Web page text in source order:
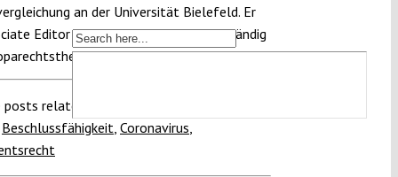
an der Universität Bielefeld. Er
Editor des Verfassungsblogs, zuständig
posts related to this:
Beschlussfähigkeit, Coronavirus,